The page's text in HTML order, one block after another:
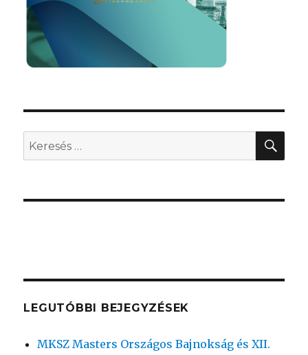
Keresés
a
kifejezésre:
LEGUTÓBBI BEJEGYZÉSEK
MKSZ Masters Országos Bajnokság és XII.